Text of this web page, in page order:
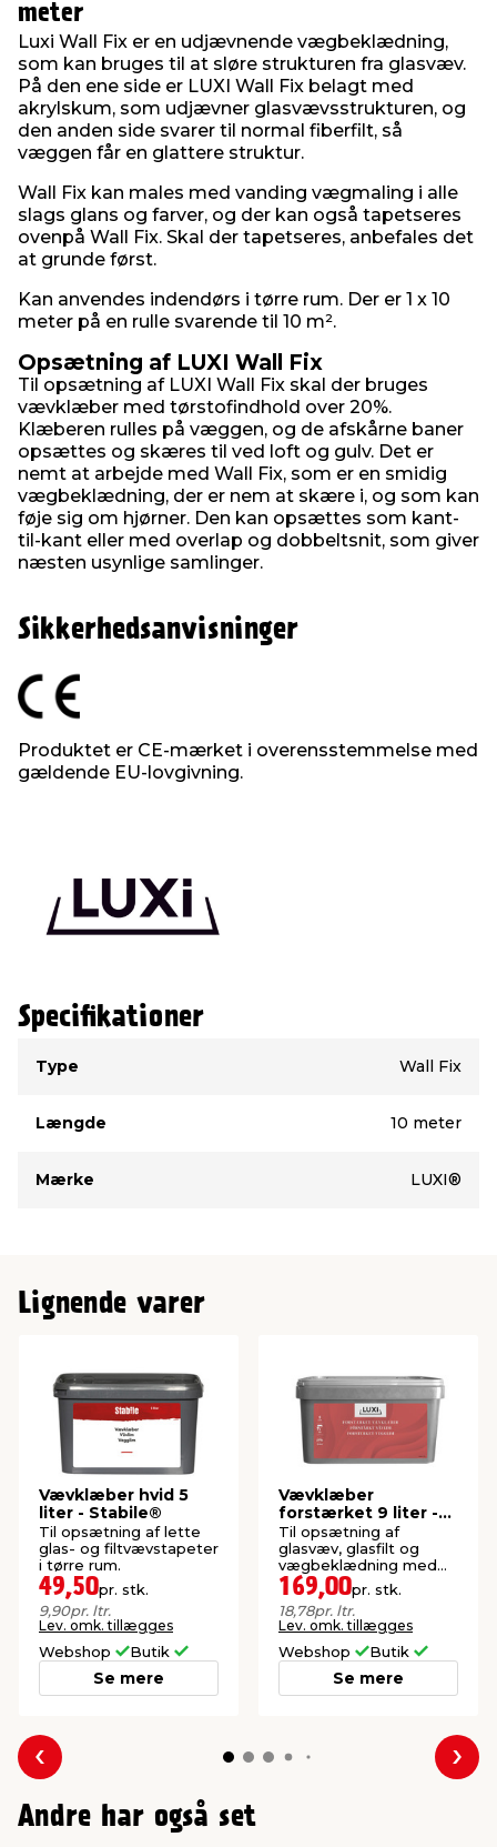
meter
Luxi Wall Fix er en udjævnende vægbeklædning,
som kan bruges til at sløre strukturen fra glasvæv.
På den ene side er LUXI Wall Fix belagt med
akrylskum, som udjævner glasvævsstrukturen, og
den anden side svarer til normal fiberfilt, så
væggen får en glattere struktur.
Wall Fix kan males med vanding vægmaling i alle
slags glans og farver, og der kan også tapetseres
ovenpå Wall Fix. Skal der tapetseres, anbefales det
at grunde først.
Kan anvendes indendørs i tørre rum. Der er 1 x 10
meter på en rulle svarende til 10 m².
Opsætning af LUXI Wall Fix
Til opsætning af LUXI Wall Fix skal der bruges
vævklæber med tørstofindhold over 20%.
Klæberen rulles på væggen, og de afskårne baner
opsættes og skæres til ved loft og gulv. Det er
nemt at arbejde med Wall Fix, som er en smidig
vægbeklædning, der er nem at skære i, og som kan
føje sig om hjørner. Den kan opsættes som kant-
til-kant eller med overlap og dobbeltsnit, som giver
næsten usynlige samlinger.
Sikkerhedsanvisninger
Produktet er CE-mærket i overensstemmelse med
gældende EU-lovgivning.
Specifikationer
Type
Wall Fix
Længde 10 meter
Mærke LUXI®
Lignende varer
Vævklæber hvid 5
liter - Stabile®
Til opsætning af lette
glas- og filtvævstapeter
i tørre rum.
49,50pr. stk.
9,90pr. ltr.
Lev. omk. tillægges
Webshop Butik
Se mere
Vævklæber
forstærket 9 liter -
LUXI®
Til opsætning af
glasvæv, glasfilt og
vægbeklædning med
papirbagside i tørre
rum.
169,00pr. stk.
18,78pr. ltr.
Lev. omk. tillægges
Webshop Butik
Se mere
Forrige
Andre har også set